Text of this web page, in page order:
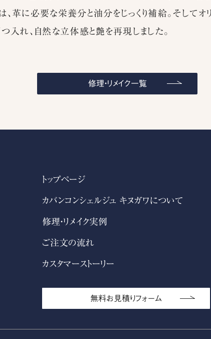
革に必要な栄養分と油分をじっくり補給。そして
入れ、自然な立体感と艶を再現しました。
修理・リメイク一覧
トップページ
カバンコンシェルジュ キヌガワについて
修理・リメイク実例
ご注文の流れ
カスタマーストーリー
無料お見積りフォーム